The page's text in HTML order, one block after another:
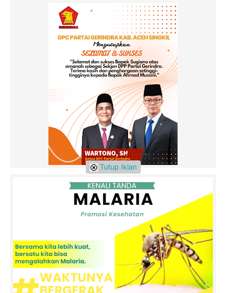
Tutup Iklan